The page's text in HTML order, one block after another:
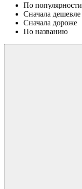
По популярности
Сначала дешевле
Сначала дороже
По названию